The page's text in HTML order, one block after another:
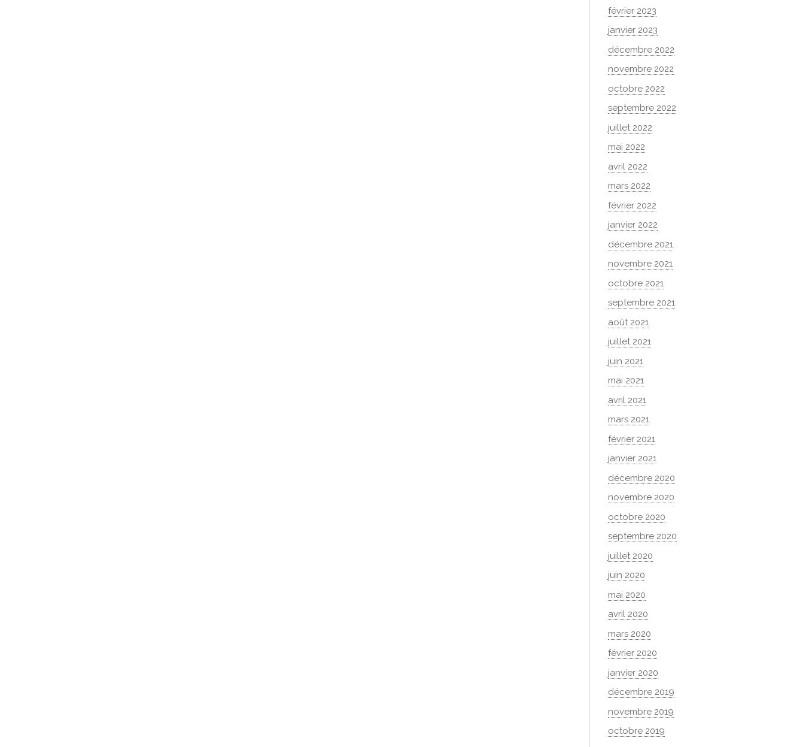
février 2023
janvier 2023
décembre 2022
novembre 2022
octobre 2022
septembre 2022
juillet 2022
mai 2022
avril 2022
mars 2022
février 2022
janvier 2022
décembre 2021
novembre 2021
octobre 2021
septembre 2021
août 2021
juillet 2021
juin 2021
mai 2021
avril 2021
mars 2021
février 2021
janvier 2021
décembre 2020
novembre 2020
octobre 2020
septembre 2020
juillet 2020
juin 2020
mai 2020
avril 2020
mars 2020
février 2020
janvier 2020
décembre 2019
novembre 2019
octobre 2019